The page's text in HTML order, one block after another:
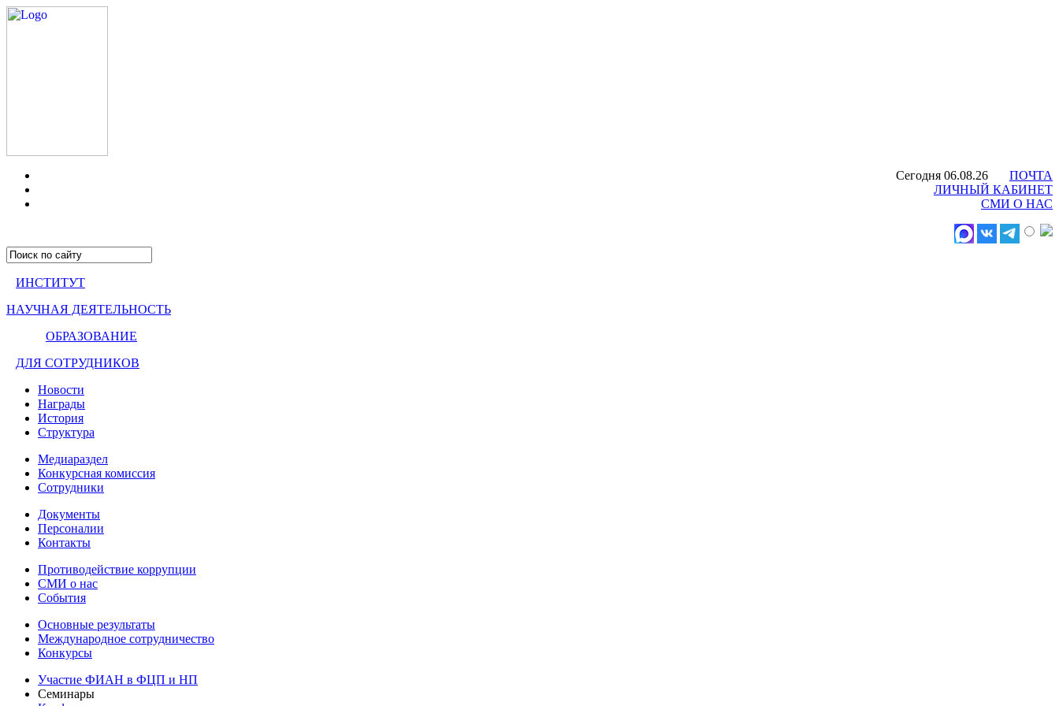
Сегодня 06.08.26
ПОЧТА
ЛИЧНЫЙ КАБИНЕТ
СМИ О НАС
ИНСТИТУТ
НАУЧНАЯ ДЕЯТЕЛЬНОСТЬ
ОБРАЗОВАНИЕ
ДЛЯ СОТРУДНИКОВ
Новости
Награды
История
Структура
Медиараздел
Конкурсная комиссия
Сотрудники
Документы
Персоналии
Контакты
Противодействие коррупции
СМИ о нас
События
Основные результаты
Международное сотрудничество
Конкурсы
Участие ФИАН в ФЦП и НП
Семинары